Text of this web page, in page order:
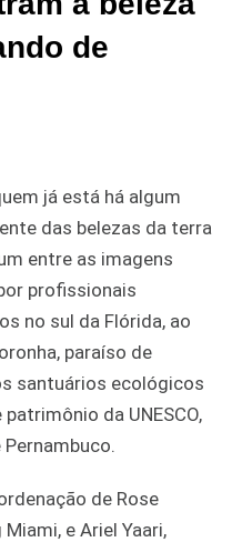
de
já está há algum
das belezas da terra
entre as imagens
profissionais
no sul da Flórida, ao
paraíso de
santuários ecológicos
da UNESCO,
de Rose
e Ariel Yaari,